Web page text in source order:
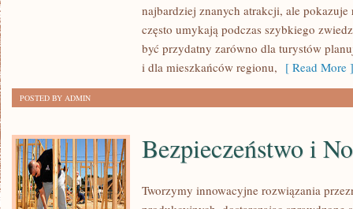
najbardziej znanych atrakcji, ale
często umykają podczas szybkiego
być przydatny zarówno dla turystów
i dla mieszkańców regionu, [ Read More ]
POSTED BY ADMIN
Bezpieczeństwo i
Tworzymy innowacyjne rozwiązania